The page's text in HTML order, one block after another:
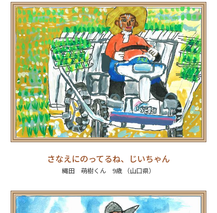
さなえにのってるね、じいちゃん
縄田 萌樹くん 9歳 （山口県）